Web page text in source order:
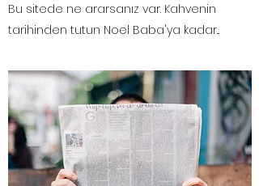
Bu sitede ne ararsanız var. Kahvenin
tarihinden tutun Noel Baba'ya kadar...